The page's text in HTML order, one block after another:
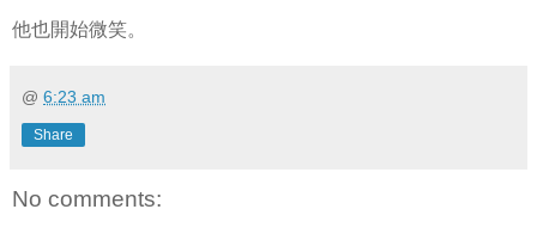
他也開始微笑。
@ 6:23 am
Share
No comments: